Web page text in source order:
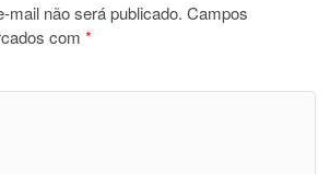
mail não será publicado. Campos
com*